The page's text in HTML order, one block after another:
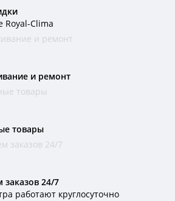
Royal-Clima
и ремонт
товары
заказов 24/7
работают круглосуточно